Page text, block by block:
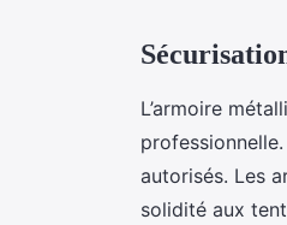
L’armoire
autorisés. Les
solidité aux